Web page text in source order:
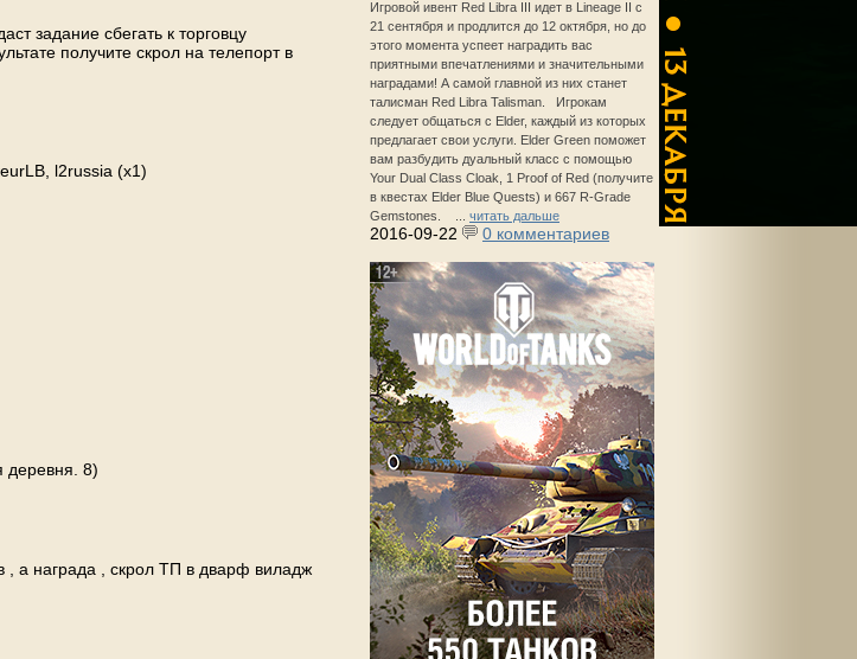
Игровой ивент Red Libra III идет в Lineage II с
21 сентября и продлится до 12 октября, но до
этого момента успеет наградить вас
приятными впечатлениями и значительными
наградами! А самой главной из них станет
талисман Red Libra Talisman. Игрокам
следует общаться с Elder, каждый из которых
предлагает свои услуги. Elder Green поможет
вам разбудить дуальный класс с помощью
Your Dual Class Cloak, 1 Proof of Red (получите
в квестах Elder Blue Quests) и 667 R-Grade
Gemstones. ... читать дальше
2016-09-22 0 комментариев
задание сбегать к торговцу
получите скрол на телепорт в
l2russia (x1)
деревня. 8)
, а награда , скрол ТП в дварф виладж